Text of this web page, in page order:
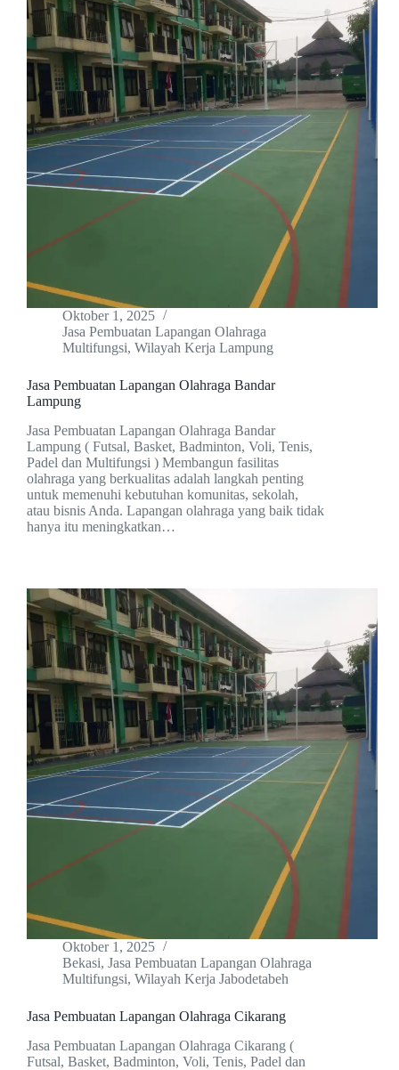
Oktober 1, 2025
Jasa Pembuatan Lapangan Olahraga
Multifungsi, Wilayah Kerja Lampung
Jasa Pembuatan Lapangan Olahraga Bandar
Lampung
Jasa Pembuatan Lapangan Olahraga Bandar
Lampung ( Futsal, Basket, Badminton, Voli, Tenis,
Padel dan Multifungsi ) Membangun fasilitas
olahraga yang berkualitas adalah langkah penting
untuk memenuhi kebutuhan komunitas, sekolah,
atau bisnis Anda. Lapangan olahraga yang baik tidak
hanya itu meningkatkan…
Oktober 1, 2025
Bekasi, Jasa Pembuatan Lapangan Olahraga
Multifungsi, Wilayah Kerja Jabodetabeh
Jasa Pembuatan Lapangan Olahraga Cikarang
Jasa Pembuatan Lapangan Olahraga Cikarang (
Futsal, Basket, Badminton, Voli, Tenis, Padel dan